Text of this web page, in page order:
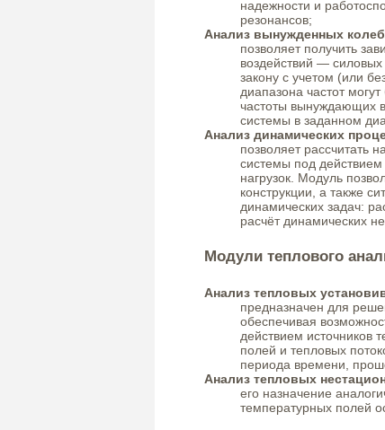
надежности и
резонансов;
Анализ вынужденных
позволяет получить
воздействий —
закону с учетом (или
диапазона частот
частоты вынуждающих
системы в заданном
Анализ динамических
позволяет рассчитать
системы под
нагрузок. Модуль
конструкции, а также
динамических задач:
расчёт динамических
Модули теплового
Анализ тепловых
предназначен для
обеспечивая
действием источников
полей и тепловых
периода времени,
Анализ тепловых
его назначение
температурных полей